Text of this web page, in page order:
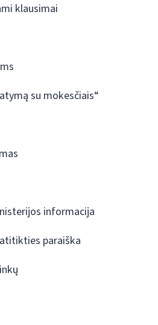
klausimai
su mokesčiais“
informacija
paraiška